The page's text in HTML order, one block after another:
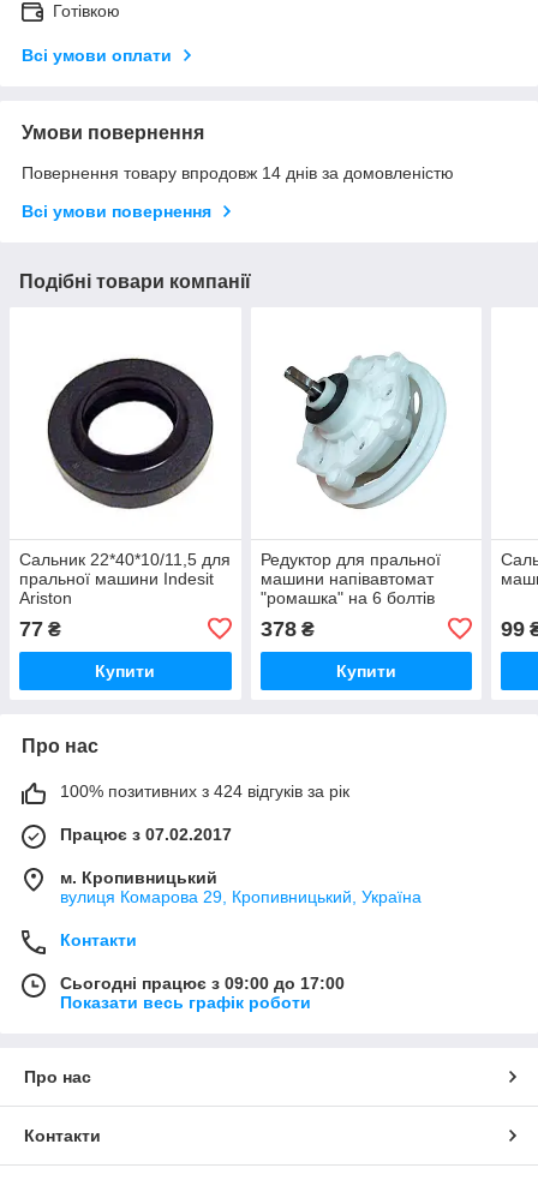
Готівкою
Всі умови оплати
Умови повернення
Повернення товару впродовж 14 днів за домовленістю
Всі умови повернення
Подібні товари компанії
Сальник 22*40*10/11,5 для
пральної машини Indesit
Ariston
77 ₴
Купити
Редуктор для пральної
машини напівавтомат
"ромашка" на 6 болтів
378₴
Купити
99
Про нас
100% позитивних з 424 відгуків за рік
Працює з 07.02.2017
м. Кропивницький
вулиця Комарова 29, Кропивницький, Україна
Контакти
Сьогодні працює з 09:00 до 17:00
Показати весь графік роботи
Про нас
Контакти